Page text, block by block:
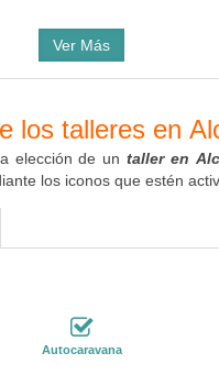
Ver Más
los talleres en
elección de untaller en
los iconos que estén
Autocaravana